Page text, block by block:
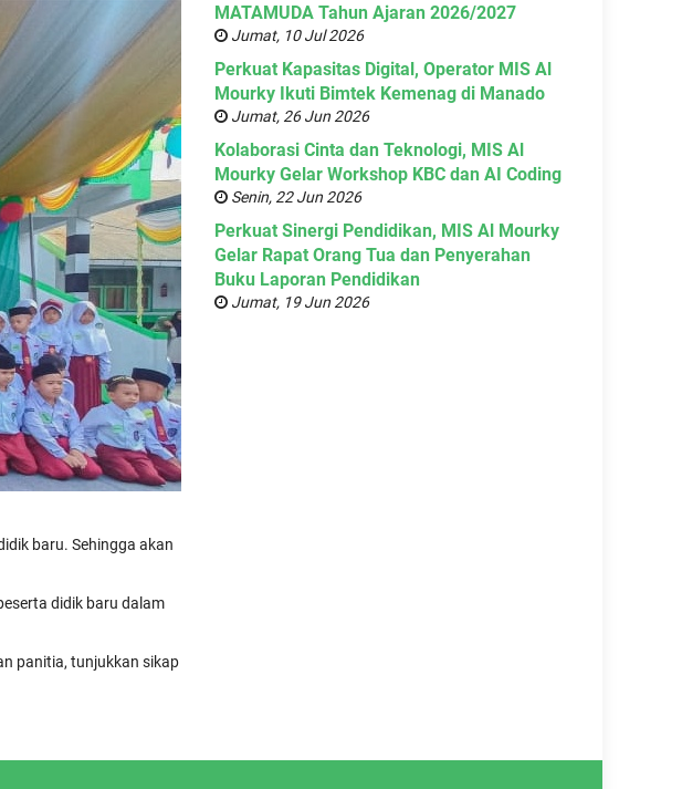
baru. Sehingga akan
didik baru dalam
panitia, tunjukkan sikap
MATAMUDA Tahun Ajaran 2026/2027
Jumat, 10 Jul 2026
Perkuat Kapasitas Digital, Operator MIS Al
Mourky Ikuti Bimtek Kemenag di Manado
Jumat, 26 Jun 2026
Kolaborasi Cinta dan Teknologi, MIS Al
Mourky Gelar Workshop KBC dan AI Coding
Senin, 22 Jun 2026
Perkuat Sinergi Pendidikan, MIS Al Mourky
Gelar Rapat Orang Tua dan Penyerahan
Buku Laporan Pendidikan
Jumat, 19 Jun 2026